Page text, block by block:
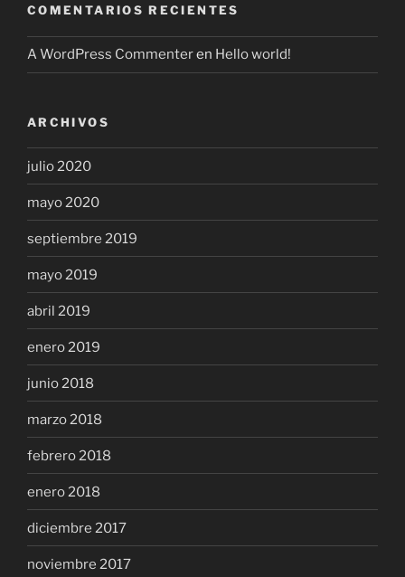
COMENTARIOS RECIENTES
A WordPress Commenteren Hello world!
ARCHIVOS
julio 2020
mayo 2020
septiembre 2019
mayo 2019
abril 2019
enero 2019
junio 2018
marzo 2018
febrero 2018
enero 2018
diciembre 2017
noviembre 2017